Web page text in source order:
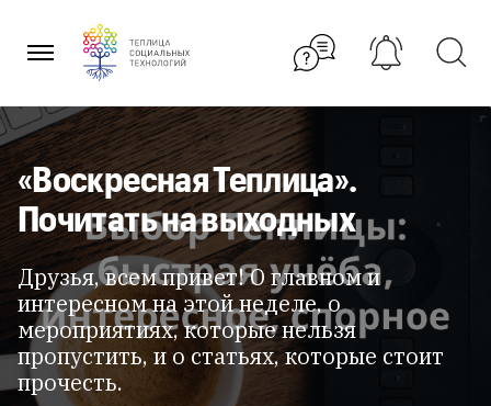
содержанию
«Воскресная Теплица».
Почитать на выходных
Друзья, всем привет! О главном и
интересном на этой неделе, о
мероприятиях, которые нельзя
пропустить, и о статьях, которые стоит
прочесть.